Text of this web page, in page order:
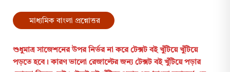
মাধ্যমিক বাংলা প্রশ্নোত্তর
শুধুমাত্র সাজেশনের উপর নির্ভর না করে টেক্সট বই খুঁটিয়ে খুঁটিয়ে
পড়তে হবে। কারণ ভালো রেজাল্টের জন্য টেক্সট বই খুঁটিয়ে পড়ার